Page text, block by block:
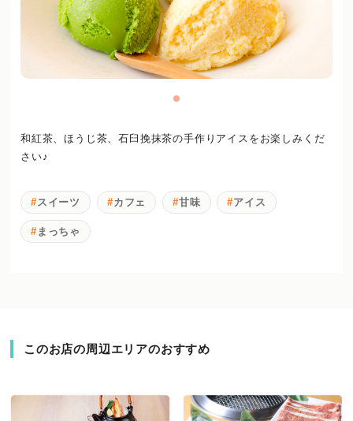
和紅茶、ほうじ茶、石臼挽抹茶の手作りアイスをお楽しみくだ
さい♪
スイーツ カフェ 甘味 アイス
まっちゃ
このお店の周辺エリアのおすすめ